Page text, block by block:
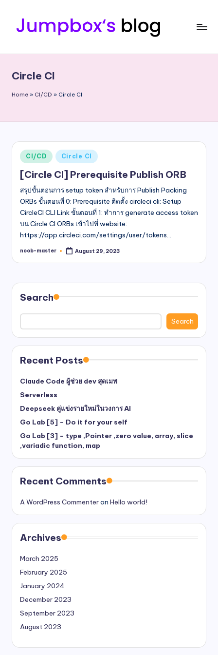
m
p
x
|
Professional
|
Circle CI
Home » CI/CD » Circle CI
Posted
in
CI/CD Circle CI
[Circle CI] Prerequisite Publish ORB
สรุปขั้นตอนการ setup token สำหรับการ Publish Packing
ORBs ขั้นตอนที่ 0: Prerequisite ติดตั้ง circleci cli: Setup
CircleCI CLI Link ขั้นตอนที่ 1: ทำการ generate access token
บน Circle CI ORBs เข้าไปที่ website:
https://app.circleci.com/settings/user/tokens…
Posted
noob-master August 29, 2023
Search
Search
Recent Posts
Claude Code ผู้ช่วย dev สุดเมพ
Serverless
Deepseek คู่แข่งรายใหม่ในวงการ AI
Go Lab [5] – Do it for your self
Go Lab [3] – type ,Pointer ,zero value, array, slice
,variadic function, map
Recent Comments
A WordPress Commenteron Hello world!
Archives
March 2025
February 2025
January 2024
December 2023
September 2023
August 2023